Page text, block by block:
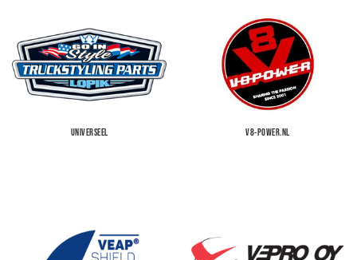
UNIVERSEEL V8-POWER.NL